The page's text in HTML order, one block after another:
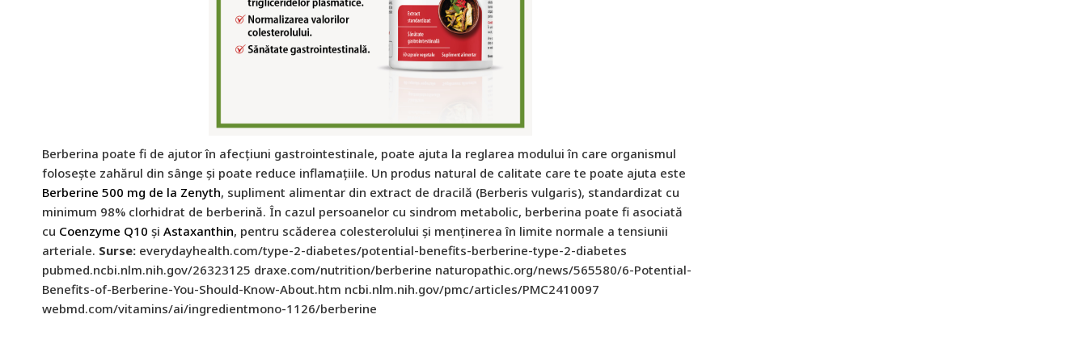
Berberina poate fi de ajutor în afecțiuni gastrointestinale, poate ajuta la reglarea modului în care organismul
folosește zahărul din sânge și poate reduce inflamațiile. Un produs natural de calitate care te poate ajuta este
Berberine 500 mg de la Zenyth, supliment alimentar din extract de dracilă (Berberis vulgaris), standardizat cu
minimum 98% clorhidrat de berberină. În cazul persoanelor cu sindrom metabolic, berberina poate fi asociată
cu Coenzyme Q10 și Astaxanthin, pentru scăderea colesterolului și menținerea în limite normale a tensiunii
arteriale. Surse: everydayhealth.com/type-2-diabetes/potential-benefits-berberine-type-2-diabetes
pubmed.ncbi.nlm.nih.gov/26323125 draxe.com/nutrition/berberine naturopathic.org/news/565580/6-Potential-
Benefits-of-Berberine-You-Should-Know-About.htm ncbi.nlm.nih.gov/pmc/articles/PMC2410097
webmd.com/vitamins/ai/ingredientmono-1126/berberine